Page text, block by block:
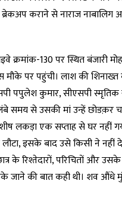
कराने से नाराज
130 पर स्थित बंजारी
पर पहुंची। लाश की
पपुलेश कुमार, सीएसपी
समय से उसकी मां उन्हें छोडक़र
लकड़ा एक सप्ताह से घर नहीं
इसके बाद उसे किसी ने
के रिश्तेदारों, परिचितों और
की बात कही थी। शव औंधे